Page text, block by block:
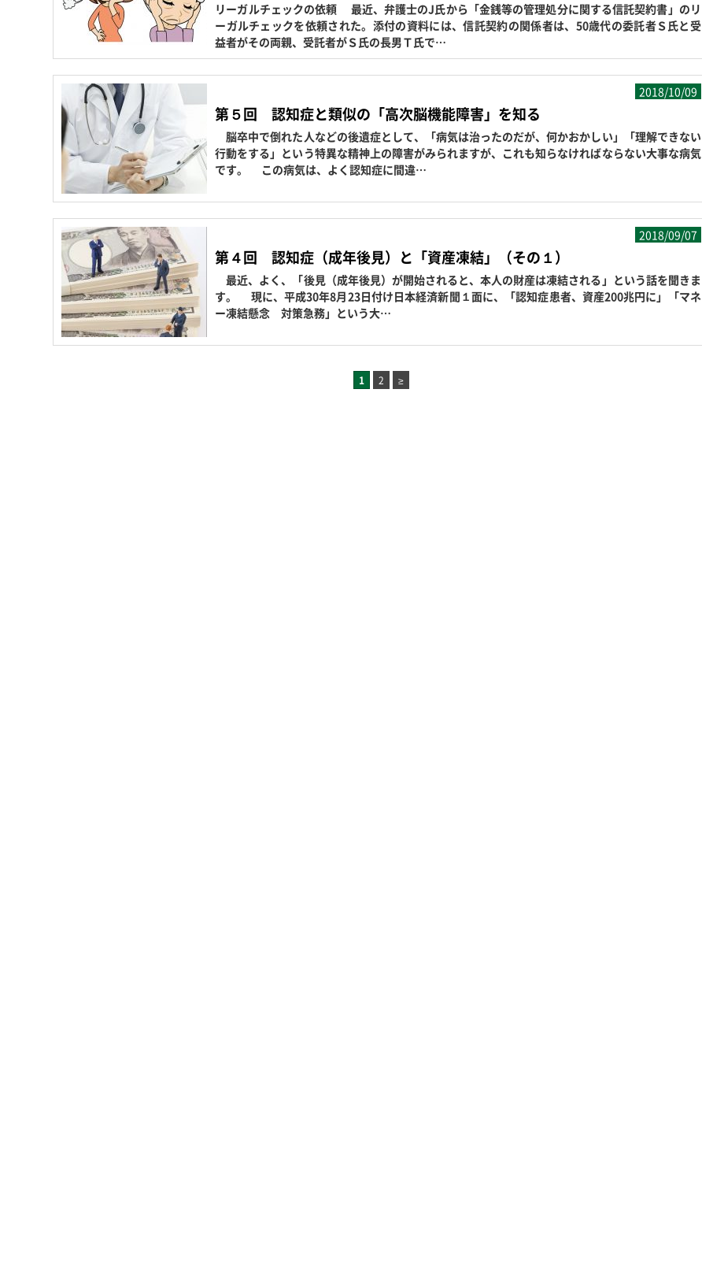
リーガルチェックの依頼 最近、弁護士のJ氏から「金銭等の管理処分に関する信託契約書」のリ
ーガルチェックを依頼された。添付の資料には、信託契約の関係者は、50歳代の委託者Ｓ氏と受
益者がその両親、受託者がＳ氏の長男Ｔ氏で…
2018/10/09
第５回 認知症と類似の「高次脳機能障害」を知る
脳卒中で倒れた人などの後遺症として、「病気は治ったのだが、何かおかしい」「理解できない
行動をする」という特異な精神上の障害がみられますが、これも知らなければならない大事な病気
です。 この病気は、よく認知症に間違…
2018/09/07
第４回 認知症（成年後見）と「資産凍結」（その１）
最近、よく、「後見（成年後見）が開始されると、本人の財産は凍結される」という話を聞きま
す。 現に、平成30年8月23日付け日本経済新聞１面に、「認知症患者、資産200兆円に」「マネ
ー凍結懸念 対策急務」という大…
1 2 ≥